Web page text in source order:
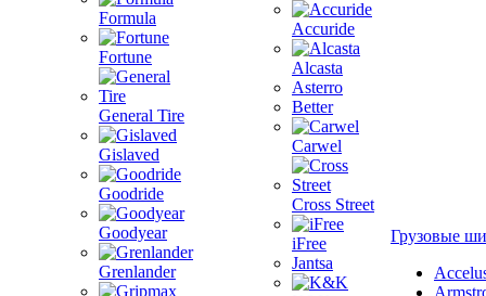
Formula
Fortune
General Tire
Gislaved
Goodride
Goodyear
Grenlander
Accuride
Alcasta
Asterro
Better
Carwel
Cross Street
iFree
Jantsa
Грузовые